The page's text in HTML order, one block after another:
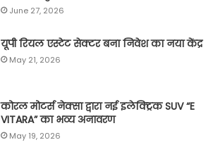
June 27, 2026
यूपी रियल एस्टेट सेक्टर बना निवेश का नया केंद्र
May 21, 2026
कोरल मोटर्स नेक्सा द्वारा नई इलेक्ट्रिक SUV “E
VITARA” का भव्य अनावरण
May 19, 2026